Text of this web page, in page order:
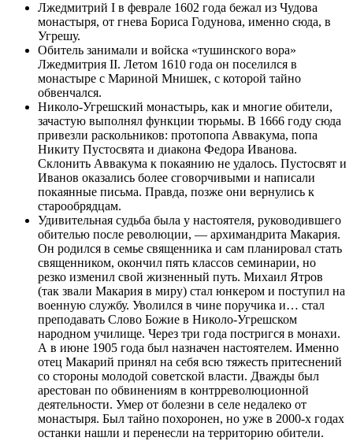
Лжедмитрий I в феврале 1602 года бежал из Чудова
монастыря, от гнева Бориса Годунова, именно сюда, в
Угрешу.
Обитель занимали и войска «тушинского вора»
Лжедмитрия II. Летом 1610 года он поселился в
монастыре с Мариной Мнишек, с которой тайно
обвенчался.
Николо-Угрешский монастырь, как и многие обители,
зачастую выполнял функции тюрьмы. В 1666 году сюда
привезли раскольников: протопопа Аввакума, попа
Никиту Пустосвята и диакона Федора Иванова.
Склонить Аввакума к покаянию не удалось. Пустосвят и
Иванов оказались более сговорчивыми и написали
покаянные письма. Правда, позже они вернулись к
старообрядцам.
Удивительная судьба была у настоятеля, руководившего
обителью после революции, — архимандрита Макария.
Он родился в семье священника и сам планировал стать
священником, окончил пять классов семинарии, но
резко изменил свой жизненный путь. Михаил Ятров
(так звали Макария в миру) стал юнкером и поступил на
военную службу. Уволился в чине поручика и… стал
преподавать Слово Божие в Николо-Угрешском
народном училище. Через три года постригся в монахи.
А в июне 1905 года был назначен настоятелем. Именно
отец Макарий принял на себя всю тяжесть притеснений
со стороны молодой советской власти. Дважды был
арестован по обвинениям в контрреволюционной
деятельности. Умер от болезни в селе недалеко от
монастыря. Был тайно похоронен, но уже в 2000-х годах
останки нашли и перенесли на территорию обители.